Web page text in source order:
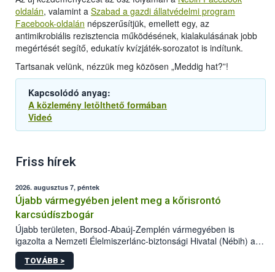
oldalán, valamint a Szabad a gazdi állatvédelmi program
Facebook-oldalán népszerűsítjük, emellett egy, az
antimikrobiális rezisztencia működésének, kialakulásának jobb
megértését segítő, edukatív kvízjáték-sorozatot is indítunk.
Tartsanak velünk, nézzük meg közösen „Meddig hat?”!
Kapcsolódó anyag:
A közlemény letölthető formában
Videó
Friss hírek
2026. augusztus 7, péntek
Újabb vármegyében jelent meg a kőrisrontó
karcsúdíszbogár
Újabb területen, Borsod-Abaúj-Zemplén vármegyében is
igazolta a Nemzeti Élelmiszerlánc-biztonsági Hivatal (Nébih) a
kőrisrontó karcsúdíszbogár (Agrilus planipennis) jelenlétét. A
kártevőt nem csak színcsapdában találták meg, de már fertőzött
TOVÁBB >